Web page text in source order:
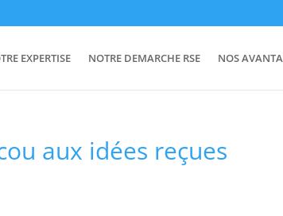
EXPERTISE NOTRE DEMARCHE RSE NOS
aux idées reçues